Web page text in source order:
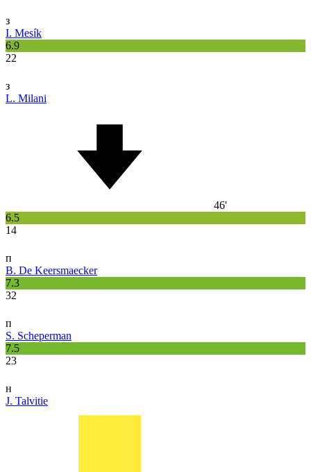
з
I. Mesík
6.9
22
з
L. Milani
46'
6.5
14
п
B. De Keersmaecker
7.3
32
п
S. Scheperman
7.5
23
н
J. Talvitie